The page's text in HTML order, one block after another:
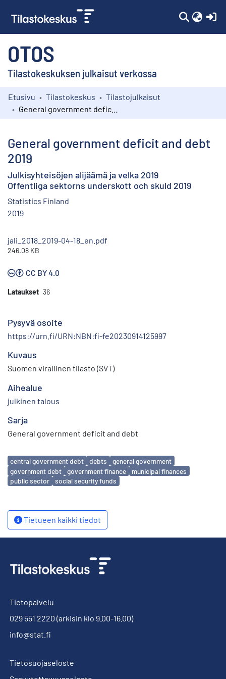
OTOS
Tilastokeskuksen julkaisut verkossa
Kokoelmat
Etusivu Tilastokeskus
Tilastojulkaisut
General government deficit and debt
2019
Julkisyhteisöjen alijäämä ja velka 2019
Offentliga sektorns underskott och skuld 2019
Statistics Finland
2019
jali_2018_2019-04-18_en.pdf
246.08 KB
CC BY 4.0
Lataukset 36
Pysyvä osoite
https://urn.fi/URN:NBN:fi-fe20230914125997
Kuvaus
Suomen virallinen tilasto (SVT)
Aihealue
julkinen talous
Sarja
General government deficit and debt
Avainsanat
central government debt debts
general government
government debt
government finance
municipal finances
public sector
social security funds
Tietueen kaikki tiedot
Tietopalvelu
029 551 2220 (arkisin klo 9.00-16.00)
info@stat.fi
Tietosuojaseloste